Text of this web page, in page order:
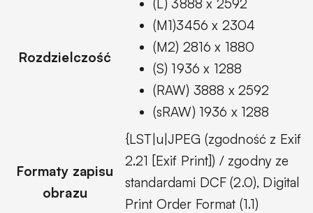
Rozdzielczość
(M1)3456 x 2304
(M2) 2816 x 1880
(S) 1936 x 1288
(RAW) 3888 x 2592
(sRAW) 1936 x 1288
Formaty zapisu
obrazu
{LST|u|JPEG (zgodność z Exif
2.21 [Exif Print]) / zgodny ze
standardami DCF (2.0), Digital
Print Order Format (1.1)